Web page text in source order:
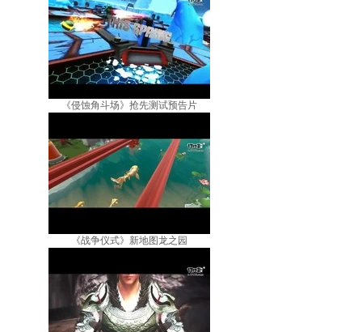
《侵蚀角斗场》抢先测试预告片
《战争仪式》新地图龙之园